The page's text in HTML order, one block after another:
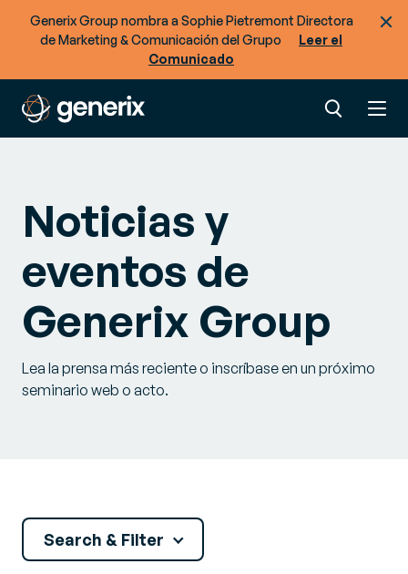
Generix Group nombra a Sophie Pietremont Directora
de Marketing & Comunicación del Grupo
Leer el
Comunicado
Noticias y
eventos de
Generix Group
Lea la prensa más reciente o inscríbase en un próximo
seminario web o acto.
Search & Filter